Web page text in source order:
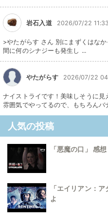
岩石入道 2026/07/22 11:33
>やたがらす さん 別にまずくはな
間に何のシナジーも発生し ...
やたがらす 2026/07/22
ナイストライです！美味しそうに
雰囲気でやってるので、もちろんバ
人気の投稿
「悪魔の口」 感
「エイリアン：
よ